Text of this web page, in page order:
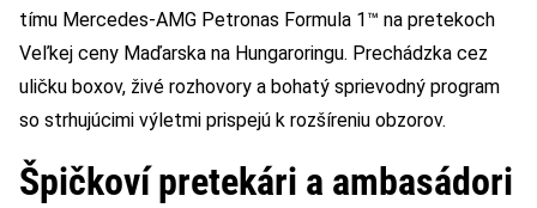
tímu Mercedes-AMG Petronas Formula 1™ na pretekoch
Veľkej ceny Maďarska na Hungaroringu. Prechádzka cez
uličku boxov, živé rozhovory a bohatý sprievodný program
so strhujúcimi výletmi prispejú k rozšíreniu obzorov.
Špičkoví pretekári a ambasádori